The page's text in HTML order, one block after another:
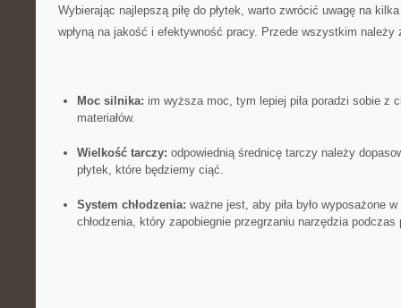
Wybierając najlepszą piłę do płytek, warto zwrócić uwagę na
wpłyną na jakość i‍ efektywność pracy. Przede‌ wszystkim należy
Moc silnika: im wyższa moc, tym⁤ lepiej piła poradzi sobie z
materiałów.
Wielkość tarczy: odpowiednią średnicę tarczy należy
płytek, które będziemy ciąć.
System ⁤chłodzenia: ważne jest, aby piła było⁢ wyposażone
chłodzenia, który zapobiegnie przegrzaniu narzędzia podczas